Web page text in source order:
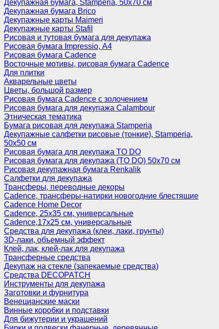
Декупажная бумага, Stamperia, 50х70 см
Декупажная бумага Brico
Декупажные карты Maimeri
Декупажные карты Stafil
Рисовая и тутовая бумага для декупажа
Рисовая бумага Impressio, А4
Рисовая бумага Cadence
Восточные мотивы, рисовая бумага Cadence
Для плитки
Акварельные цветы
Цветы, большой размер
Рисовая бумага Cadence c золочением
Рисовая бумага для декупажа Calambour
Этническая тематика
Бумага рисовая для декупажа Stamperia
Декупажные салфетки рисовые (тонкие), Stamperia,
50х50 см
Рисовая бумага для декупажа TO DO
Рисовая бумага для декупажа (TO DO) 50х70 см
Рисовая декупажная бумага Renkalik
Салфетки для декупажа
Трансферы, переводные декоры
Cadence, трансферы-натирки новогодние блестящие
Cadence Home Decor
Cadence, 25х35 см, универсальные
Cadence,17х25 см, универсальные
Средства для декупажа (клеи, лаки, грунты)
3D-лаки, объемный эффект
Клей, лак, клей-лак для декупажа
Трансферные средства
Декупаж на стекле (запекаемые средства)
Средства DECOPATCH
Инструменты для декупажа
Заготовки и фурнитура
Венецианские маски
Винные коробки и подставки
Для бижутерии и украшений